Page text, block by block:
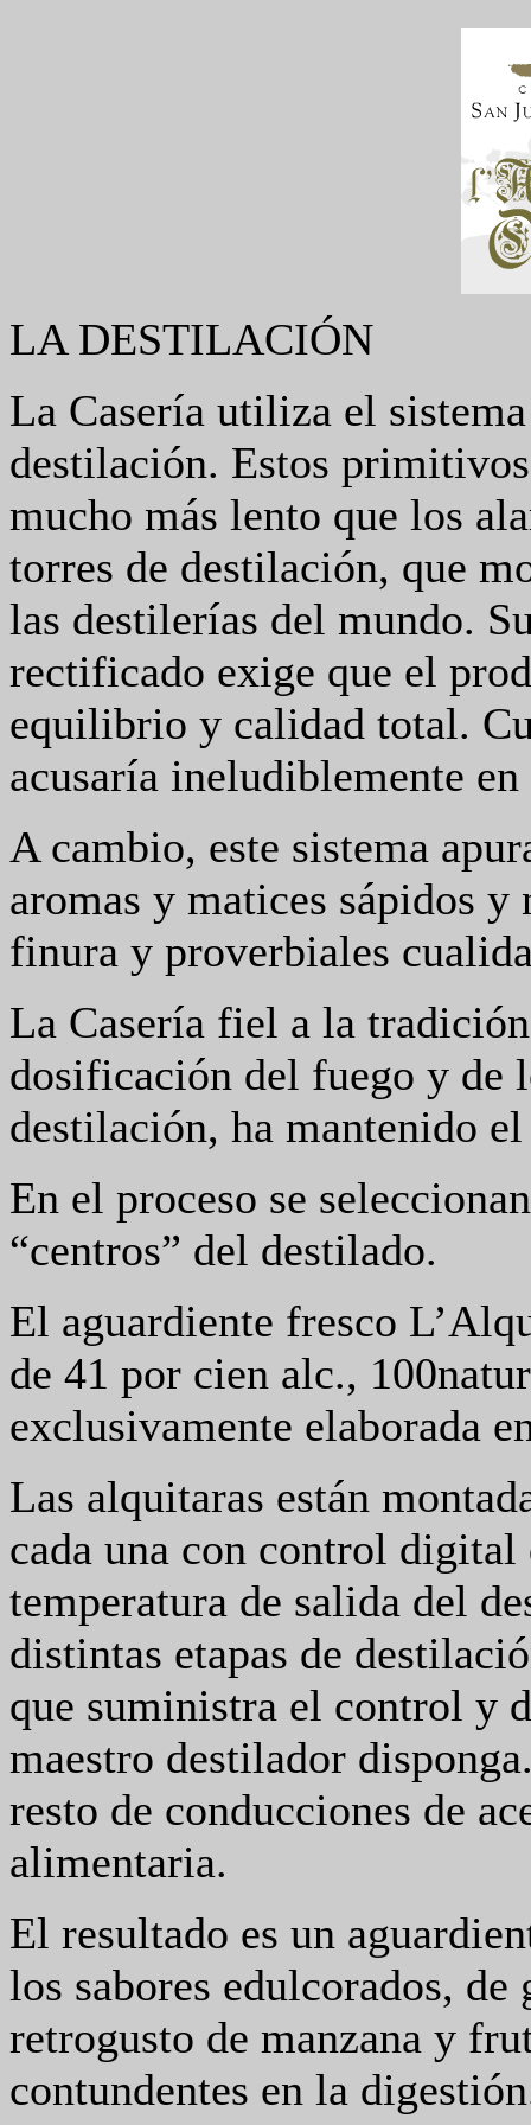
LA DESTILACIÓN
La Casería utiliza el
destilación. Estos
mucho más lento que los
torres de destilación, que
las destilerías del mundo.
rectificado exige que el
equilibrio y calidad total.
acusaría ineludiblemente
A cambio, este sistema
aromas y matices sápidos
finura y proverbiales
La Casería fiel a la
dosificación del fuego y de
destilación, ha mantenido
En el proceso se
“centros” del destilado.
El aguardiente fresco
de 41 por cien alc.,
exclusivamente elaborada
Las alquitaras están
cada una con control
temperatura de salida del
distintas etapas de
que suministra el control y
maestro destilador
resto de conducciones de
alimentaria.
El resultado es un
los sabores edulcorados,
retrogusto de manzana y
contundentes en la